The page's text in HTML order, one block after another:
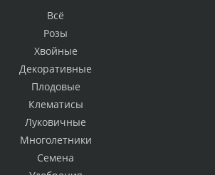
Всё
Розы
Хвойные
Декоративные
Плодовые
Клематисы
Луковичные
Многолетники
Семена